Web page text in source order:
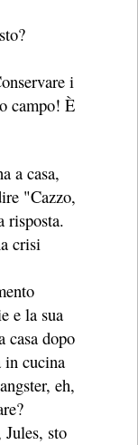
i
campo! È
a casa,
"Cazzo,
risposta.
crisi
e la sua
casa dopo
in cucina
eh,
sto